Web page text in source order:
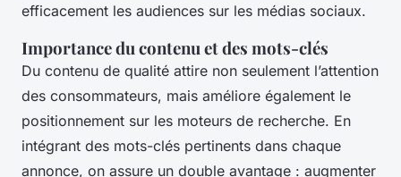
efficacement les audiences sur les médias sociaux.
Importance du contenu et des mots-clés
Du contenu de qualité attire non seulement l’attention
des consommateurs, mais améliore également le
positionnement sur les moteurs de recherche. En
intégrant des mots-clés pertinents dans chaque
annonce, on assure un double avantage : augmenter